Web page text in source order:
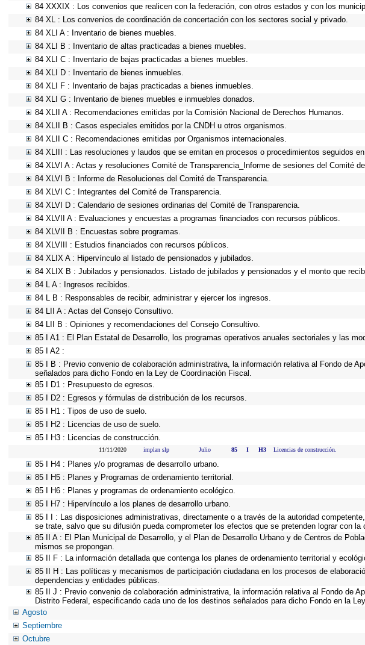
84 XXXIX : Los convenios que realicen con la federación, con otros estados y con los
84 XL : Los convenios de coordinación de concertación con los sectores social y privado.
84 XLI A : Inventario de bienes muebles.
84 XLI B : Inventario de altas practicadas a bienes muebles.
84 XLI C : Inventario de bajas practicadas a bienes muebles.
84 XLI D : Inventario de bienes inmuebles.
84 XLI F : Inventario de bajas practicadas a bienes inmuebles.
84 XLI G : Inventario de bienes muebles e inmuebles donados.
84 XLII A : Recomendaciones emitidas por la Comisión Nacional de Derechos Humanos.
84 XLII B : Casos especiales emitidos por la CNDH u otros organismos.
84 XLII C : Recomendaciones emitidas por Organismos internacionales.
84 XLIII : Las resoluciones y laudos que se emitan en procesos o procedimientos seguidos
84 XLVI A : Actas y resoluciones Comité de Transparencia_Informe de sesiones del Comité
84 XLVI B : Informe de Resoluciones del Comité de Transparencia.
84 XLVI C : Integrantes del Comité de Transparencia.
84 XLVI D : Calendario de sesiones ordinarias del Comité de Transparencia.
84 XLVII A : Evaluaciones y encuestas a programas financiados con recursos públicos.
84 XLVII B : Encuestas sobre programas.
84 XLVIII : Estudios financiados con recursos públicos.
84 XLIX A : Hipervínculo al listado de pensionados y jubilados.
84 XLIX B : Jubilados y pensionados. Listado de jubilados y pensionados y el monto que
84 L A : Ingresos recibidos.
84 L B : Responsables de recibir, administrar y ejercer los ingresos.
84 LII A : Actas del Consejo Consultivo.
84 LII B : Opiniones y recomendaciones del Consejo Consultivo.
85 I A1 : El Plan Estatal de Desarrollo, los programas operativos anuales sectoriales y las
85 I A2 :
85 I B : Previo convenio de colaboración administrativa, la información relativa al Fondo de
señalados para dicho Fondo en la Ley de Coordinación Fiscal.
85 I D1 : Presupuesto de egresos.
85 I D2 : Egresos y fórmulas de distribución de los recursos.
85 I H1 : Tipos de uso de suelo.
85 I H2 : Licencias de uso de suelo.
85 I H3 : Licencias de construcción.
11/11/2020 implan slp Julio 85 I H3 Licencias de construcción.
85 I H4 : Planes y/o programas de desarrollo urbano.
85 I H5 : Planes y Programas de ordenamiento territorial.
85 I H6 : Planes y programas de ordenamiento ecológico.
85 I H7 : Hipervínculo a los planes de desarrollo urbano.
85 I I : Las disposiciones administrativas, directamente o a través de la autoridad
se trate, salvo que su difusión pueda comprometer los efectos que se pretenden lograr con
85 II A : El Plan Municipal de Desarrollo, y el Plan de Desarrollo Urbano y de Centros de
mismos se propongan.
85 II F : La información detallada que contenga los planes de ordenamiento territorial y
85 II H : Las políticas y mecanismos de participación ciudadana en los procesos de
dependencias y entidades públicas.
85 II J : Previo convenio de colaboración administrativa, la información relativa al Fondo de
Distrito Federal, especificando cada uno de los destinos señalados para dicho Fondo en la
Agosto
Septiembre
Octubre